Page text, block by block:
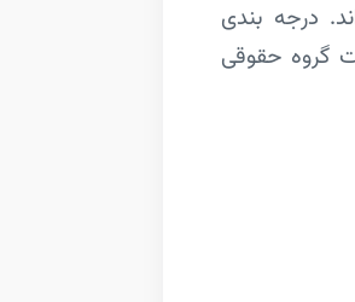
تقسیم بندی شده‌اند. درجه بندی